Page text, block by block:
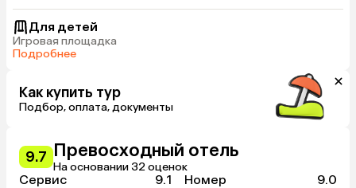
Для детей
Игровая площадка
Подробнее
Как купить тур
Подбор, оплата, документы
9.7 Превосходный отель
На основании 32 оценок
Сервис 9.1 Номер 9.0